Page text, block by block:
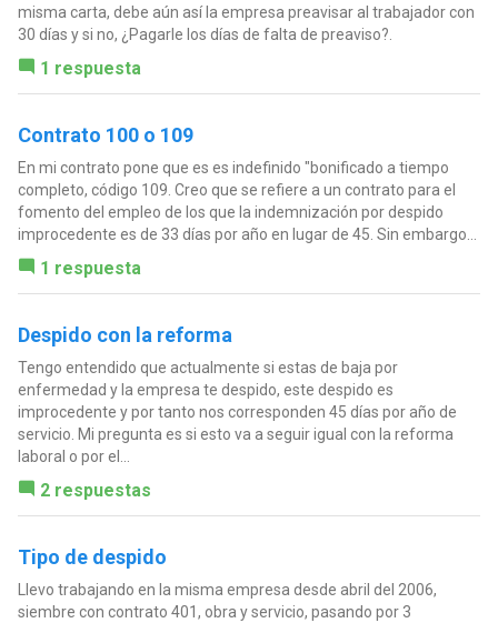
misma carta, debe aún así la empresa preavisar al trabajador con
30 días y si no, ¿Pagarle los días de falta de preaviso?.
1 respuesta
Contrato 100 o 109
En mi contrato pone que es es indefinido "bonificado a tiempo
completo, código 109. Creo que se refiere a un contrato para el
fomento del empleo de los que la indemnización por despido
improcedente es de 33 días por año en lugar de 45. Sin embargo...
1 respuesta
Despido con la reforma
Tengo entendido que actualmente si estas de baja por
enfermedad y la empresa te despido, este despido es
improcedente y por tanto nos corresponden 45 días por año de
servicio. Mi pregunta es si esto va a seguir igual con la reforma
laboral o por el...
2 respuestas
Tipo de despido
Llevo trabajando en la misma empresa desde abril del 2006,
siembre con contrato 401, obra y servicio, pasando por 3